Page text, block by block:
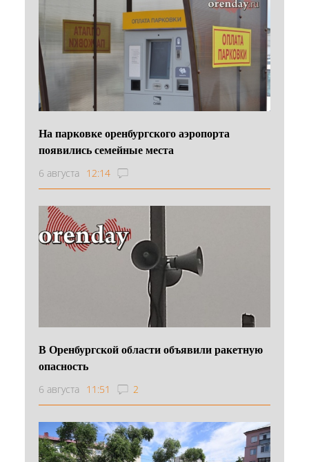
На парковке оренбургского аэропорта
появились семейные места
6 августа 12:14
В Оренбургской области объявили ракетную
опасность
6 августа 11:51 2